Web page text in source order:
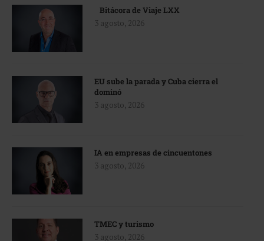
Bitácora de Viaje LXX
3 agosto, 2026
EU sube la parada y Cuba cierra el
dominó
3 agosto, 2026
IA en empresas de cincuentones
3 agosto, 2026
TMEC y turismo
3 agosto, 2026